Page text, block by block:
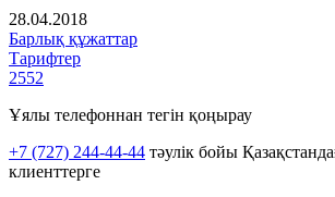
28.04.2018
Барлық құжаттар
Тарифтер
2552
Ұялы телефоннан тегін қоңырау
+7 (727) 244-44-44 тәулік бойы
клиенттерге